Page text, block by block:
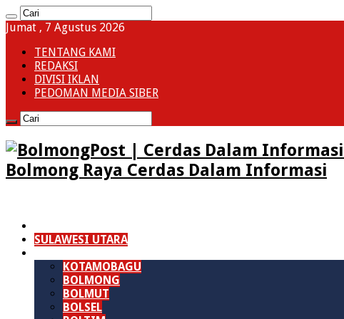
Jumat , 7 Agustus 2026
TENTANG KAMI
REDAKSI
DIVISI IKLAN
PEDOMAN MEDIA SIBER
Bolmong Raya Cerdas Dalam Informasi
SULAWESI UTARA
KOTAMOBAGU
BOLMONG
BOLMUT
BOLSEL